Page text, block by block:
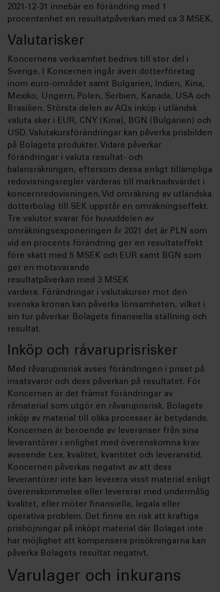
2021-12-31 innebär en förändring med 1
procentenhet en resultatpåverkan med ca 3 MSEK.
Valutarisker
Koncernens verksamhet bedrivs till stor del i
Sverige. I Koncernen ingår även dotterföretag
inom euro-området samt Bulgarien, Indien, Kina,
Mexiko, Ungern, Polen, Serbien, Kanada, USA och
Brasilien. Största delen av AQs inköp i utländsk
valuta sker i EUR, CNY (Kina), BGN (Bulgarien) och
USD. Valutakursförändringar kan påverka prisbilden
på Bolagets produkter. Vidare påverkar
förändringar i valuta resultat- och
balansräkningen, eftersom dessa enligt tillämpliga
redovisningsregler värderas till marknadsvärdet i
koncernredovisningen. Vid omräkning av utländska
dotterbolag till SEK uppstår en omräkningseffekt.
Tre valutor svarar för huvuddelen av
omräkningsexponeringen år 2021 det är PLN som
vid en procents förändring ger en resultateffekt
före skatt med 5 MSEK och EUR samt BGN som
ger en motsvarande
resultatpåverkan med 3 MSEK
vardera. Förändringar i valutakurser mot den
svenska kronan kan påverka lönsamheten, vilket i
sin tur påverkar Bolagets finansiella ställning och
resultat.
Inköp och råvaruprisrisker
Med råvaruprisrisk avses förändringen i priset på
insatsvaror och dess påverkan på resultatet. För
Koncernen är det främst förändringar av
råmaterial som utgör en råvaruprisrisk. Bolagets
inköp av material till olika processer är betydande.
Koncernen är beroende av leveranser från sina
leverantörer i enlighet med överenskomna krav
avseende t.ex. kvalitet, kvantitet och leveranstid.
Koncernen påverkas negativt av att dess
leverantörer inte kan leverera visst material enligt
överenskommelse eller levererar med undermålig
kvalitet, eller möter finansiella, legala eller
operativa problem. Det finns en risk att kraftiga
prishöjningar på inköpt material där Bolaget inte
har möjlighet att kompensera prisökningarna kan
påverka Bolagets resultat negativt.
Varulager och inkurans